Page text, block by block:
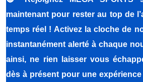
maintenant pour rester au top de
temps réel ! Activez la cloche de
instantanément alerté à chaque
ainsi, ne rien laisser vous
dès à présent pour une